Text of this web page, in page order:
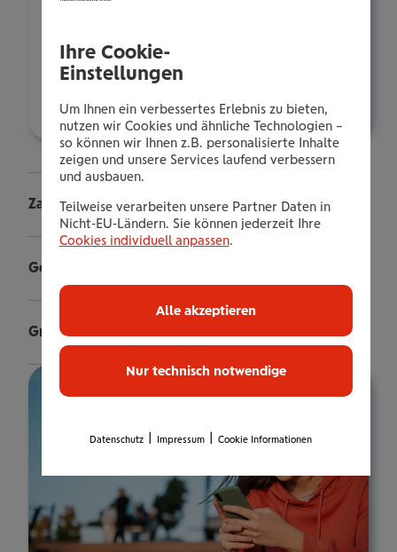
Zahnversicherung Rechnung einreichen
Gesundheitscheck Rechnung einreichen
Grenzgänger-Versicherung Rechnung einreichen
Ihre Cookie-
Einstellungen
Um Ihnen ein verbessertes Erlebnis zu bieten,
nutzen wir Cookies und ähnliche Technologien –
so können wir Ihnen z.B. personalisierte Inhalte
zeigen und unsere Services laufend verbessern
und ausbauen.
Teilweise verarbeiten unsere Partner Daten in
Nicht-EU-Ländern. Sie können jederzeit Ihre
Cookies individuell anpassen.
Nur technisch notwendige
Alle akzeptieren
Datenschutz Impressum Cookie Informationen